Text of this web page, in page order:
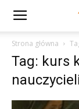
Strona główna
Tag: kurs